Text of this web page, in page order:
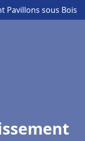
Pavillons sous Bois